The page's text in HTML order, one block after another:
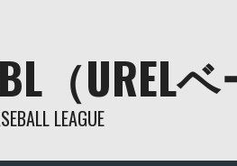
（UREL
LEAGUE